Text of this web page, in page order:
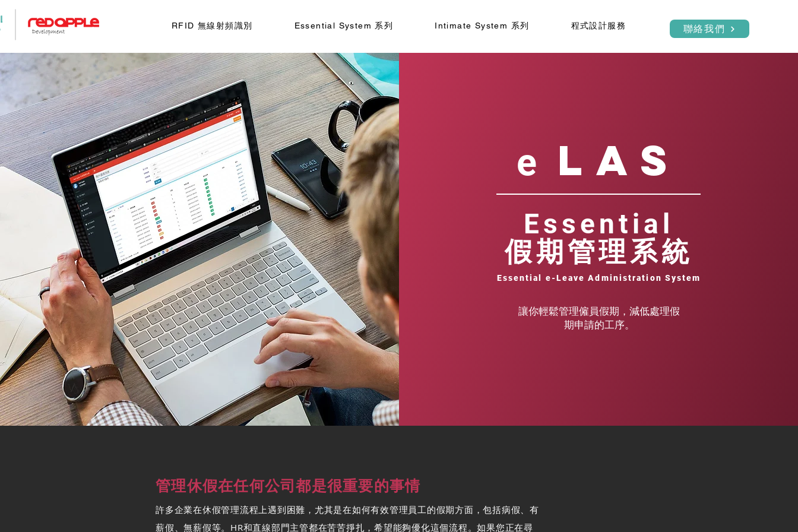
RFID 無線射頻識別 Essential System 系列 Intimate System 系列 程式設計服務 聯絡我們
e LAS
Essential
假期管理系統
Essential e-Leave Administration System
讓你輕鬆管理僱員假期 ，減低處理假
期申請的工序。
管理休假在任何公司都是很重要的事情
許多企業在休假管理流程上遇到困難，尤其是在如何有效管理員工的假期方面，包括病假、有
薪假、無薪假等。HR和直線部門主管都在苦苦掙扎，希望能夠優化這個流程。如果您正在尋